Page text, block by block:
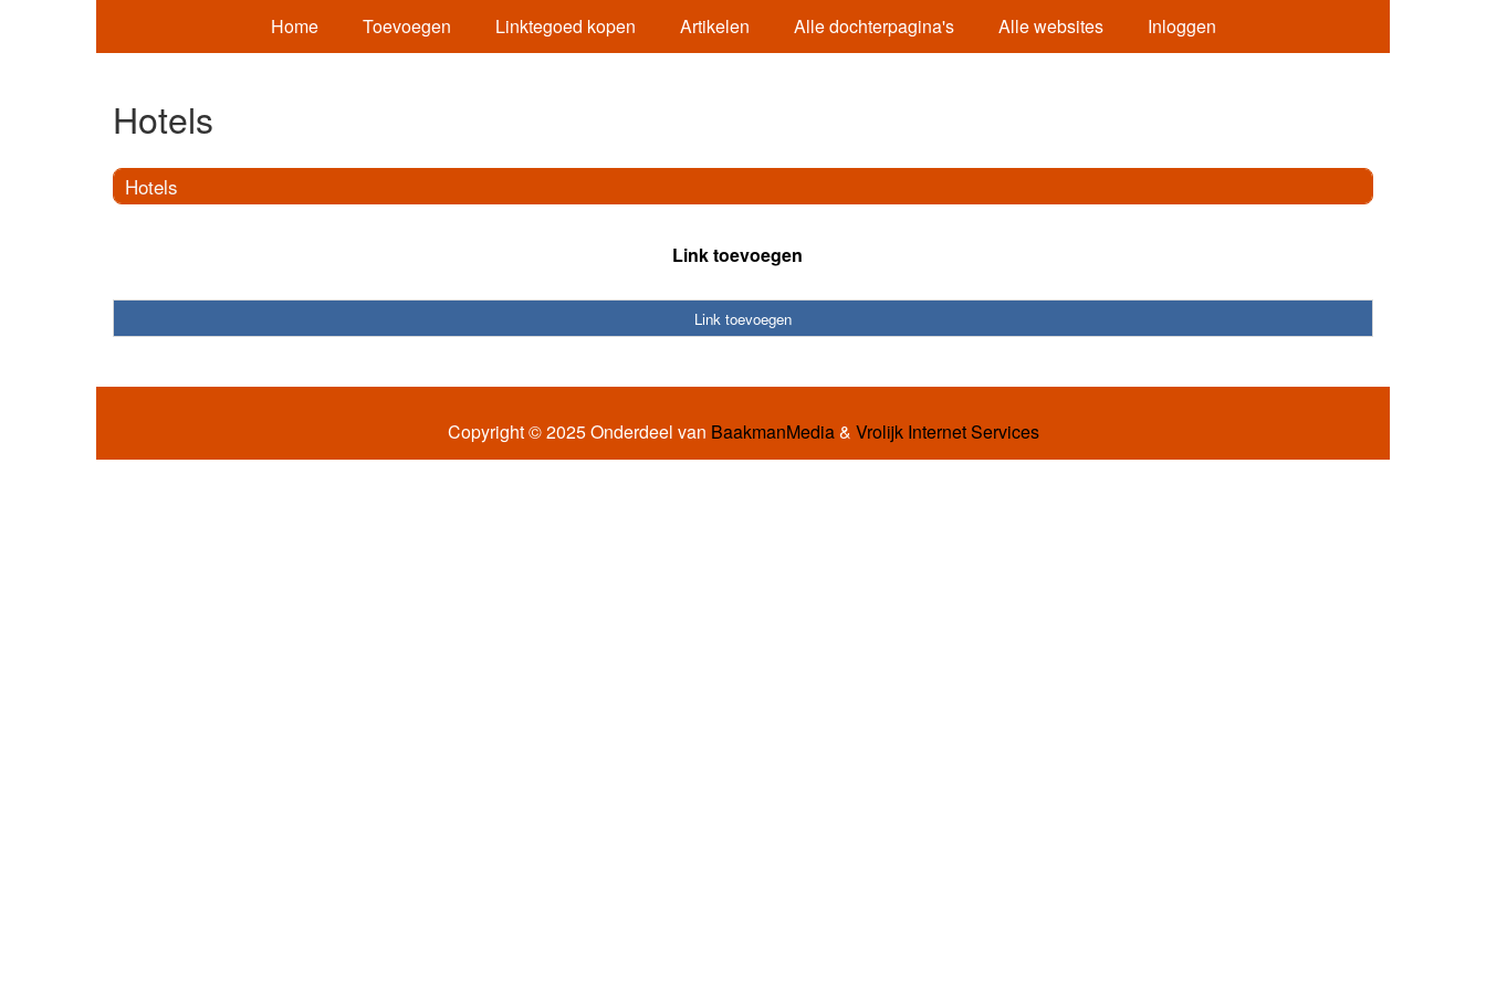
Home Toevoegen Linktegoed kopen Artikelen Alle dochterpagina's Alle websites Inloggen
Hotels
Hotels
Link toevoegen
Link toevoegen
Copyright © 2025 Onderdeel van BaakmanMedia& Vrolijk Internet Services